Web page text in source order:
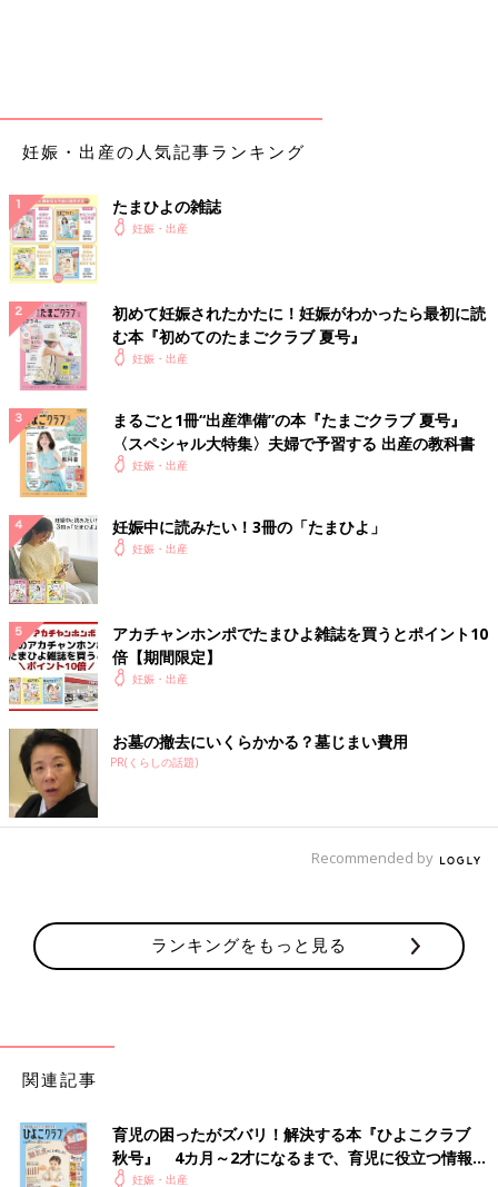
妊娠・出産の人気記事ランキング
たまひよの雑誌
妊娠・出産
初めて妊娠されたかたに！妊娠がわかったら最初に読
む本『初めてのたまごクラブ 夏号』
妊娠・出産
まるごと1冊“出産準備”の本『たまごクラブ 夏号』
〈スペシャル大特集〉夫婦で予習する 出産の教科書
妊娠・出産
妊娠中に読みたい！3冊の「たまひよ」
妊娠・出産
アカチャンホンポでたまひよ雑誌を買うとポイント10
倍【期間限定】
妊娠・出産
お墓の撤去にいくらかかる？墓じまい費用
PR(くらしの話題)
Recommended by
ランキングをもっと見る
関連記事
育児の困ったがズバリ！解決する本『ひよこクラブ
秋号』 4カ月～2才になるまで、育児に役立つ情報が
いっぱい！
妊娠・出産